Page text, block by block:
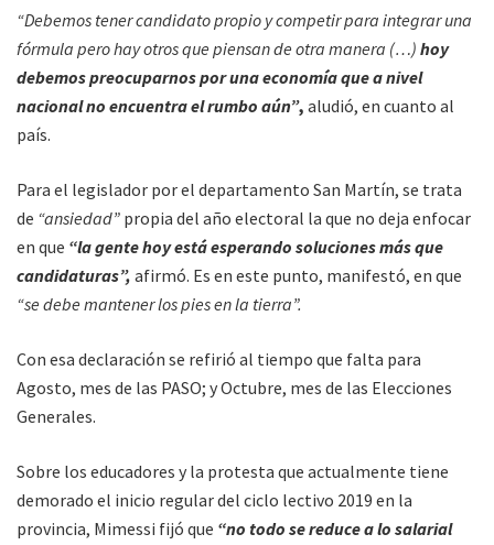
“Debemos tener candidato propio y competir para integrar una
fórmula pero hay otros que piensan de otra manera (…) hoy
debemos preocuparnos por una economía que a nivel
nacional no encuentra el rumbo aún”, aludió, en cuanto al
país.
Para el legislador por el departamento San Martín, se trata
de “ansiedad” propia del año electoral la que no deja enfocar
en que “la gente hoy está esperando soluciones más que
candidaturas”, afirmó. Es en este punto, manifestó, en que
“se debe mantener los pies en la tierra”.
Con esa declaración se refirió al tiempo que falta para
Agosto, mes de las PASO; y Octubre, mes de las Elecciones
Generales.
Sobre los educadores y la protesta que actualmente tiene
demorado el inicio regular del ciclo lectivo 2019 en la
provincia, Mimessi fijó que “no todo se reduce a lo salarial